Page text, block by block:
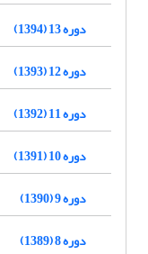
دوره 13 (1394)
دوره 12 (1393)
دوره 11 (1392)
دوره 10 (1391)
دوره 9 (1390)
دوره 8 (1389)